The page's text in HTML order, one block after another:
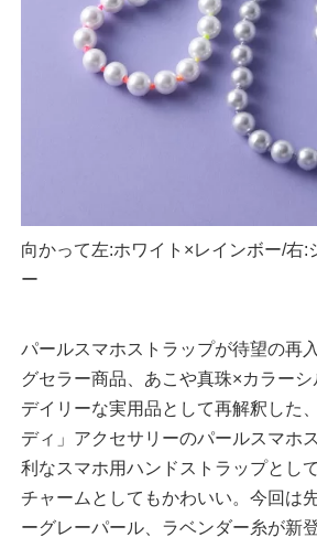
向かって左:ホワイト×レインボー/右:
ー
パールスマホストラップが待望の再
グセラー商品、あこや真珠×カラー
デイリーな実用品として再解釈した
ディ」アクセサリーのパールスマホ
利なスマホ用ハンドストラップとし
チャームとしてもかわいい。今回は
ーグレーパール、ラベンダー糸が新